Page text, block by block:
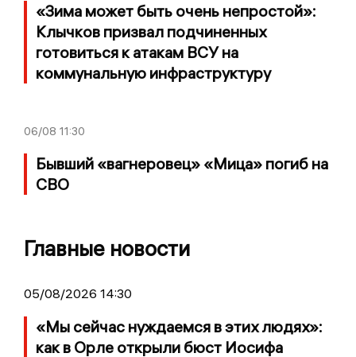
«Зима может быть очень непростой»:
Клычков призвал подчиненных
готовиться к атакам ВСУ на
коммунальную инфраструктуру
06/08 11:30
Бывший «вагнеровец» «Мица» погиб на
СВО
Главные новости
05/08/2026 14:30
«Мы сейчас нуждаемся в этих людях»:
как в Орле открыли бюст Иосифа